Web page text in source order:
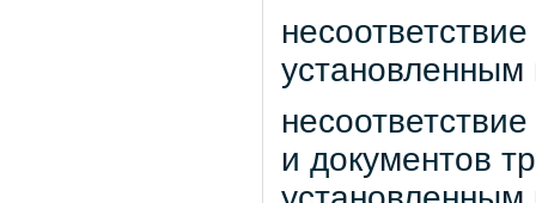
установленным
и документов